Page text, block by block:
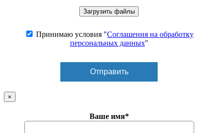
Принимаю условия "Соглашения на обработку
персональных данных"
×
Ваше имя*